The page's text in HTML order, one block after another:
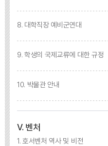
8. 대학직장 예비군연대
9. 학생의 국제교류에 대한 규정
10. 박물관 안내
Ⅴ. 벤처
1. 호서벤처 역사 및 비전